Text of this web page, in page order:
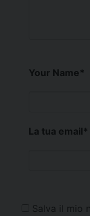
Your Name*
La tua email*
Salva il mio